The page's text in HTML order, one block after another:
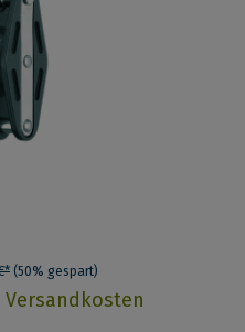
(50% gespart)
Versandkosten